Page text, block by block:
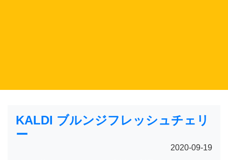
KALDI ブルンジフレッシュチェリ
ー
2020-09-19